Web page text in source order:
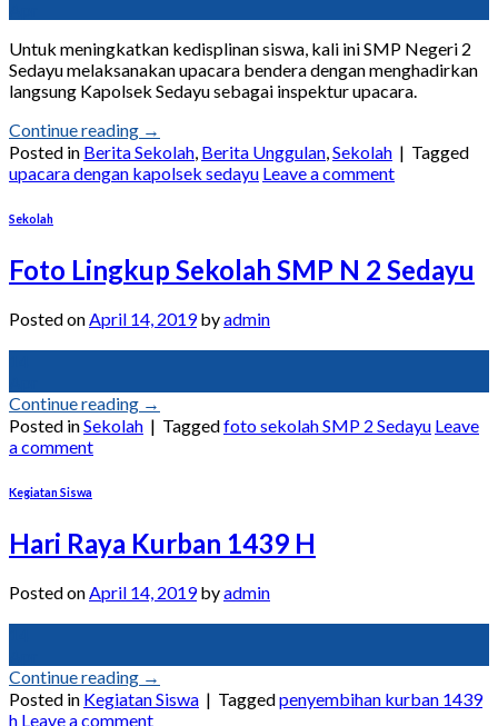
Untuk meningkatkan kedisplinan siswa, kali ini SMP Negeri 2
Sedayu melaksanakan upacara bendera dengan menghadirkan
langsung Kapolsek Sedayu sebagai inspektur upacara.
Continue reading →
Posted in Berita Sekolah, Berita Unggulan,Sekolah | Tagged
upacara dengan kapolsek sedayu Leave a comment
Sekolah
Foto Lingkup Sekolah SMP N 2 Sedayu
Posted onApril 14, 2019byadmin
Continue reading →
Posted inSekolah | Taggedfoto sekolah SMP 2 Sedayu Leave
a comment
Kegiatan Siswa
Hari Raya Kurban 1439 H
Posted onApril 14, 2019byadmin
Continue reading →
Posted in Kegiatan Siswa | Taggedpenyembihan kurban 1439
h Leave a comment